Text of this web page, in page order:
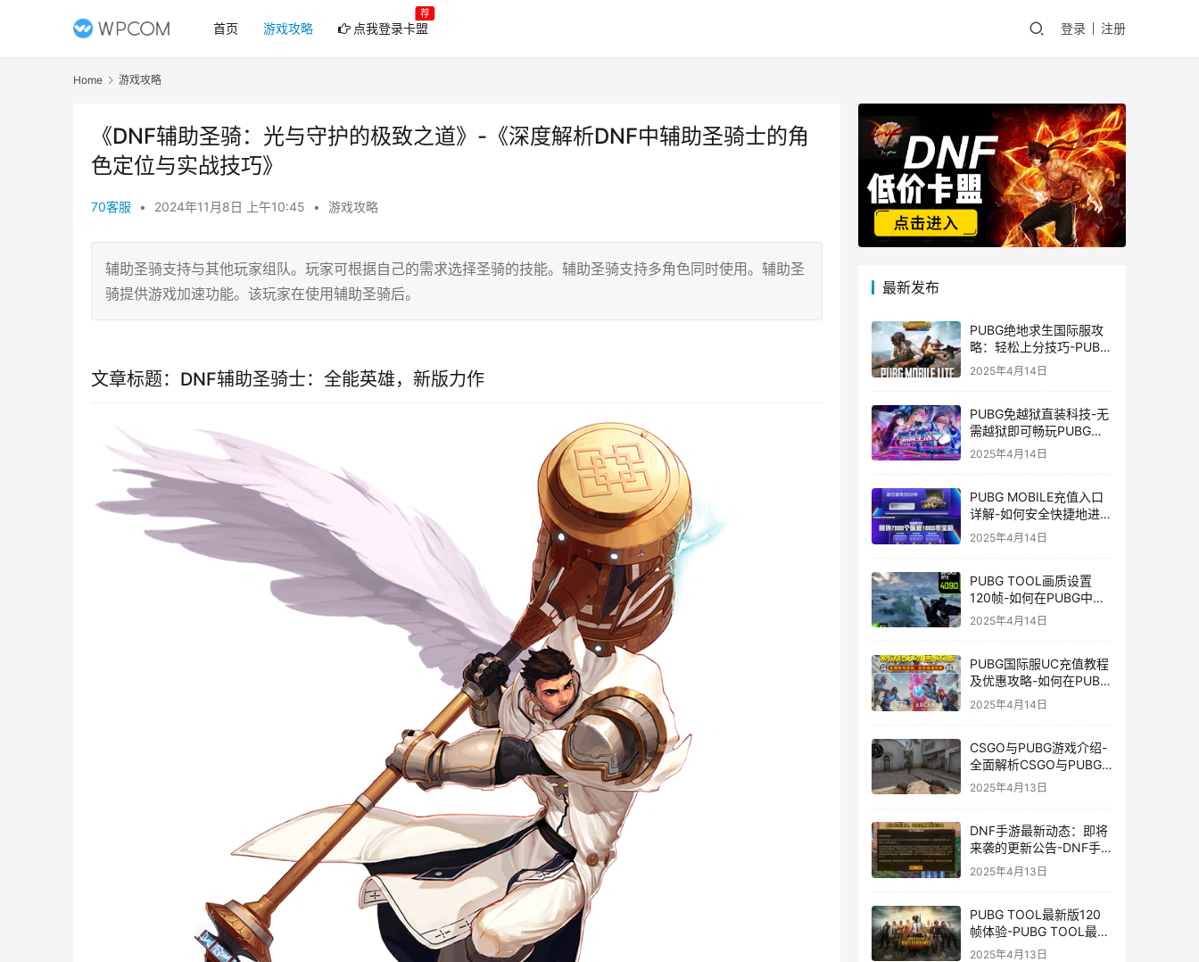
首页 游戏攻略 点我登录卡盟
荐
登录 注册
Home 游戏攻略
《DNF辅助圣骑：光与守护的极致之道》-《深度解析DNF中辅助圣骑士的角
色定位与实战技巧》
70客服 • 2024年11月8日 上午10:45 • 游戏攻略
辅助圣骑支持与其他玩家组队。玩家可根据自己的需求选择圣骑的技能。辅助圣骑支持多角色同时使用。辅助圣
骑提供游戏加速功能。该玩家在使用辅助圣骑后。
文章标题：DNF辅助圣骑士：全能英雄，新版力作
最新发布
PUBG绝地求生国际服攻
略：轻松上分技巧-PUBG
绝地求生国际服新手入门
2025年4月14日
PUBG免越狱直装科技-无
需越狱即可畅玩PUBG的
安装技巧
2025年4月14日
PUBG MOBILE充值入口
详解-如何安全快捷地进行
PUBG MOBILE充值
2025年4月14日
PUBG TOOL画质设置
120帧-如何在PUBG中使
用PUBG TOOL实现120
2025年4月14日
PUBG国际服UC充值教程
及优惠攻略-如何在PUBG
国际服中进行高效且安全
的UC充值
2025年4月14日
CSGO与PUBG游戏介绍-
全面解析CSGO与PUBG
这两款热门射击游戏
2025年4月13日
DNF手游最新动态：即将
来袭的更新公告-DNF手
游最新消息与更新时间表
2025年4月13日
PUBG TOOL最新版120
帧体验-PUBG TOOL最新
版120帧游戏体验优化
2025年4月13日